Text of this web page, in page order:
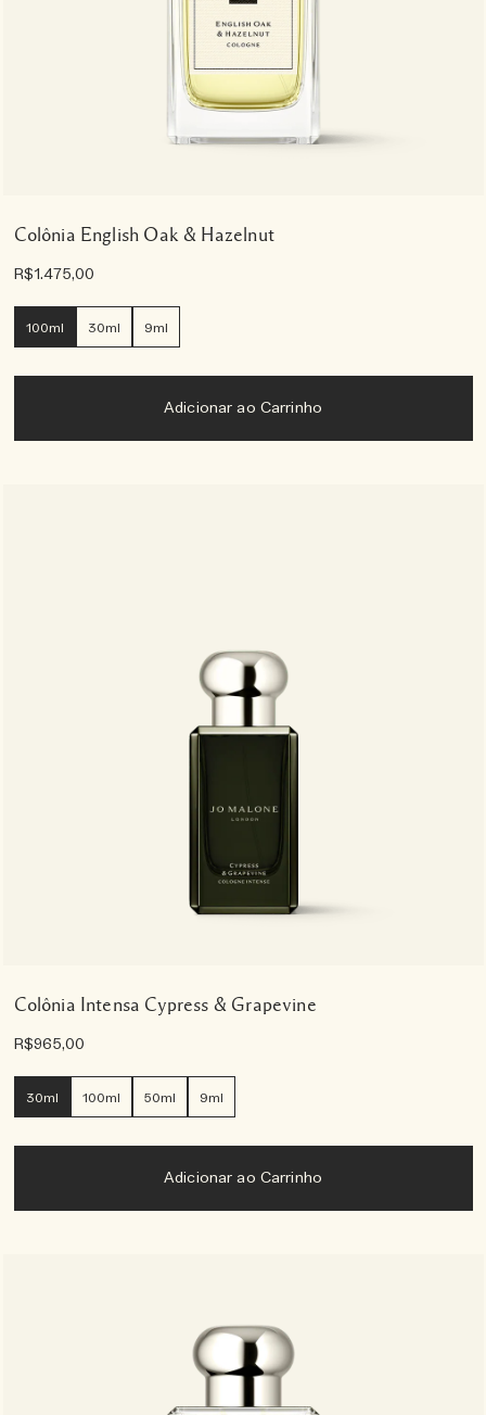
Colônia English Oak & Hazelnut
R$1.475,00
100ml 30ml 9ml
Adicionar ao Carrinho
Colônia Intensa Cypress & Grapevine
R$965,00
30ml 100ml 50ml 9ml
Adicionar ao Carrinho